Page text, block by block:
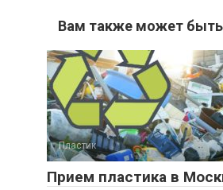
Вам также может быть
Пластик
Прием пластика в